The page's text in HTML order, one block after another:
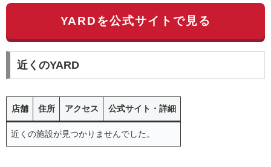
YARDを公式サイトで見る
近くのYARD
店舗 住所 アクセス 公式サイト・詳細
近くの施設が見つかりませんでした。